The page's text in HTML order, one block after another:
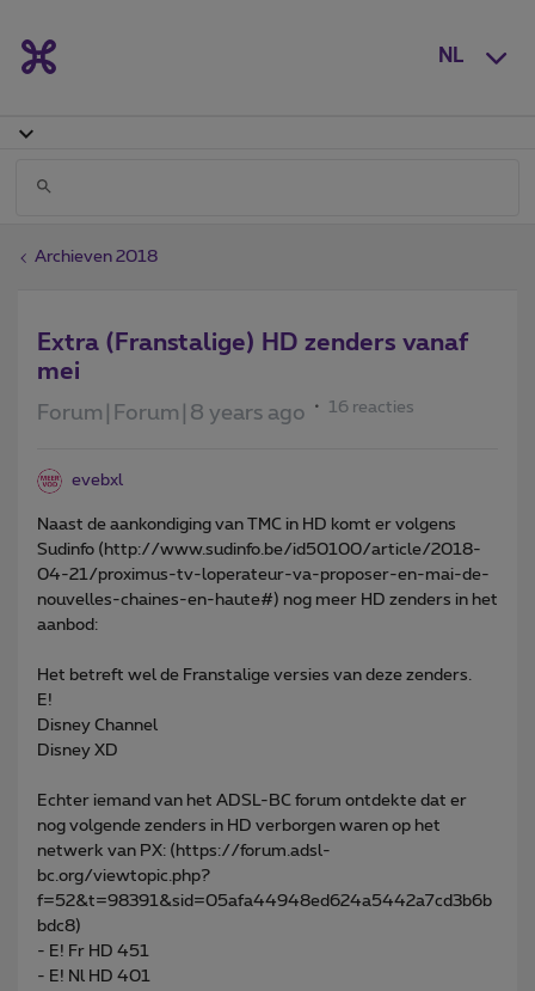
NL
Archieven 2018
Extra (Franstalige) HD zenders vanaf
mei
Forum|Forum|8 years ago 16 reacties
evebxl
Naast de aankondiging van TMC in HD komt er volgens
Sudinfo (http://www.sudinfo.be/id50100/article/2018-
04-21/proximus-tv-loperateur-va-proposer-en-mai-de-
nouvelles-chaines-en-haute#) nog meer HD zenders in het
aanbod:
Het betreft wel de Franstalige versies van deze zenders.
E!
Disney Channel
Disney XD
Echter iemand van het ADSL-BC forum ontdekte dat er
nog volgende zenders in HD verborgen waren op het
netwerk van PX: (https://forum.adsl-
bc.org/viewtopic.php?
f=52&t=98391&sid=05afa44948ed624a5442a7cd3b6b
bdc8)
- E! Fr HD 451
- E! Nl HD 401